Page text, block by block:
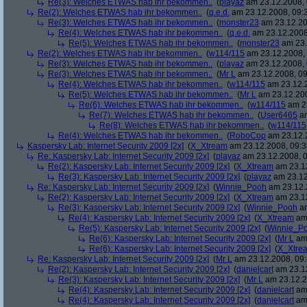
Re(3): Welches ETWAS hab ihr bekommen.. (playaz am 23.12.2008,
Re(2): Welches ETWAS hab ihr bekommen.. (q.e.d. am 23.12.2008,
Re(3): Welches ETWAS hab ihr bekommen.. (monster23 am
Re(4): Welches ETWAS hab ihr bekommen.. (q.e.d. am
Re(5): Welches ETWAS hab ihr bekommen.. (monster23 am
Re(2): Welches ETWAS hab ihr bekommen.. (w114/115 am
Re(3): Welches ETWAS hab ihr bekommen.. (playaz am 23.12.2008,
Re(3): Welches ETWAS hab ihr bekommen.. (Mr L am 23.12.2008,
Re(4): Welches ETWAS hab ihr bekommen.. (w114/115 am
Re(5): Welches ETWAS hab ihr bekommen.. (Mr L am
Re(6): Welches ETWAS hab ihr bekommen.. (w114/115 am
Re(7): Welches ETWAS hab ihr bekommen.. (User6465
Re(8): Welches ETWAS hab ihr bekommen.. (w114/115
Re(4): Welches ETWAS hab ihr bekommen.. (RoboCop am
Kaspersky Lab: Internet Security 2009 [2x] (X_Xtream am 23.12.2008,
Re: Kaspersky Lab: Internet Security 2009 [2x] (playaz am 23.12.2008,
Re(2): Kaspersky Lab: Internet Security 2009 [2x] (X_Xtream am
Re(3): Kaspersky Lab: Internet Security 2009 [2x] (playaz am
Re: Kaspersky Lab: Internet Security 2009 [2x] (Winnie_Pooh am
Re(2): Kaspersky Lab: Internet Security 2009 [2x] (X_Xtream am
Re(3): Kaspersky Lab: Internet Security 2009 [2x] (Winnie_Pooh
Re(4): Kaspersky Lab: Internet Security 2009 [2x] (X_Xtream
Re(5): Kaspersky Lab: Internet Security 2009 [2x] (
Re(6): Kaspersky Lab: Internet Security 2009 [2x] (Mr L
Re(6): Kaspersky Lab: Internet Security 2009 [2x] (
Re: Kaspersky Lab: Internet Security 2009 [2x] (Mr L am 23.12.2008,
Re(2): Kaspersky Lab: Internet Security 2009 [2x] (danielcart am
Re(3): Kaspersky Lab: Internet Security 2009 [2x] (Mr L am
Re(4): Kaspersky Lab: Internet Security 2009 [2x] (danielcart
Re(4): Kaspersky Lab: Internet Security 2009 [2x] (danielcart